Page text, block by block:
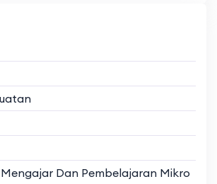
Dan Pembelajaran Mikro